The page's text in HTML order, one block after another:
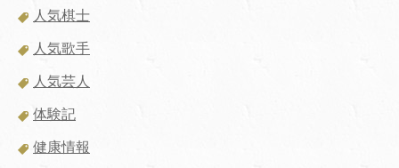
人気棋士
人気歌手
人気芸人
体験記
健康情報